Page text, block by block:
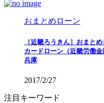
おまとめローン
［近畿ろうきん］おまと
カードローン（近畿労働
兵庫
2017/2/27
注目キーワード